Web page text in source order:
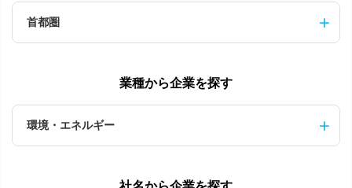
首都圏
業種から企業を探す
環境・エネルギー